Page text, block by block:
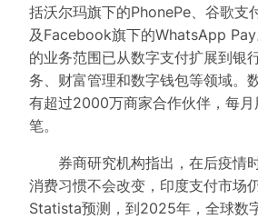
括沃尔玛旗下的PhonePe、谷歌支
及Facebook旗下的WhatsApp
的业务范围已从数字支付扩展到银
务、财富管理和数字钱包等领域。
有超过2000万商家合作伙伴，每
笔。
券商研究机构指出，在后疫情
消费习惯不会改变，印度支付市场
Statista预测，到2025年，全球数